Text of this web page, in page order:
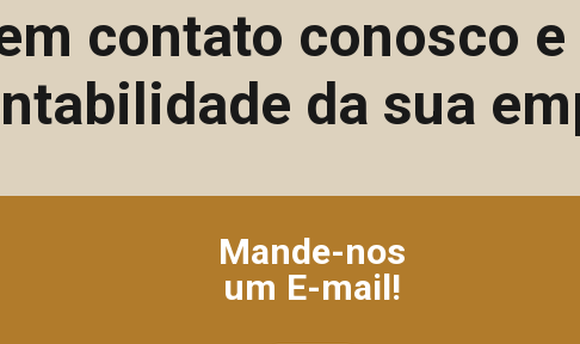
contato conosco
da sua
Mande-nos
um E-mail!